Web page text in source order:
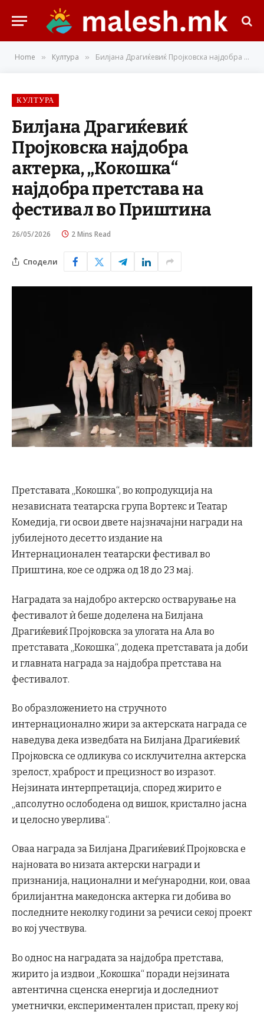
Home » Култура » Билјана Драгиќевиќ Пројковска најдобра актерка, „Кокошка“ најдобра претстава на фестивал во Приштина
КУЛТУРА
Билјана Драгиќевиќ
Пројковска најдобра
актерка, „Кокошка“
најдобра претстава на
фестивал во Приштина
26/05/2026 2 Mins Read
Сподели
Претставата „Кокошка“, во копродукција на
независната театарска група Вортекс и Театар
Комедија, ги освои двете најзначајни награди на
јубилејното десетто издание на
Интернационален театарски фестивал во
Приштина, кое се одржа од 18 до 23 мај.
Наградата за најдобро актерско остварување на
фестивалот ѝ беше доделена на Билјана
Драгиќевиќ Пројковска за улогата на Ала во
претставата „Кокошка“, додека претставата ја доби
и главната награда за најдобра претстава на
фестивалот.
Во образложението на стручното
интернационално жири за актерската награда се
наведува дека изведбата на Билјана Драгиќевиќ
Пројковска се одликува со исклучителна актерска
зрелост, храброст и прецизност во изразот.
Нејзината интерпретација, според жирито е
„апсолутно ослободена од вишок, кристално јасна
и целосно уверлива“.
Оваа награда за Билјана Драгиќевиќ Пројковска е
најновата во низата актерски награди и
признанија, национални и меѓународни, кои, оваа
брилијантна македонска актерка ги добива во
последните неколку години за речиси секој проект
во кој учествува.
Во однос на наградата за најдобра претстава,
жирито ја издвои „Кокошка“ поради нејзината
автентична сценска енергија и доследниот
уметнички, експериментален пристап, преку кој